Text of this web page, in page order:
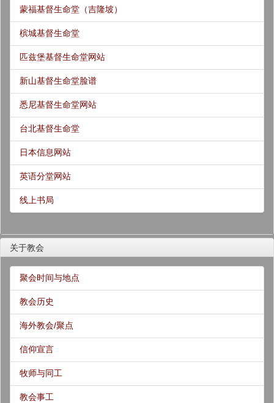
蒙福基督生命堂（吉隆坡）
槟城基督生命堂
匹兹堡基督生命堂网站
新山基督生命堂脸谱
悉尼基督生命堂网站
台北基督生命堂
日本信息网站
英语分堂网站
线上书局
关于教会
聚会时间与地点
教会历史
海外教会/聚点
信仰宣言
牧师与同工
教会事工